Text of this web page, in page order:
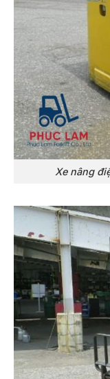
Xe nâng